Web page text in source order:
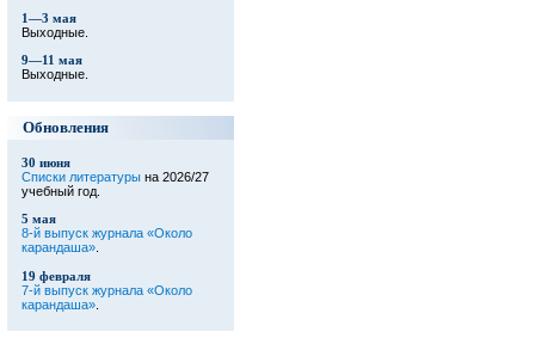
1—3 мая
Выходные.
9—11 мая
Выходные.
Обновления
30 июня
Списки литературына 2026/27
учебный год.
5 мая
8-й выпуск журнала «Около
карандаша».
19 февраля
7-й выпуск журнала «Около
карандаша».